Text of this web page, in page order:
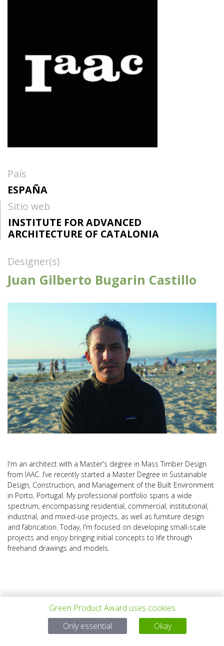
País
ESPAÑA
Sitio web
INSTITUTE FOR ADVANCED
ARCHITECTURE OF CATALONIA
Designer(s)
Juan Gilberto Bugarin Castillo
I'm an architect with a Master's degree in Mass Timber Design
from IAAC. I’ve recently started a Master Degree in Sustainable
Design, Construction, and Management of the Built Environment
in Porto, Portugal. My professional portfolio spans a wide
spectrum, encompassing residential, commercial, institutional,
industrial, and mixed-use projects, as well as furniture design
and fabrication. Today, I'm focused on developing small-scale
projects and enjoy bringing initial concepts to life through
freehand drawings and models.
PROYECTO TODOS LOS SIGUIENTE
Green Product Award uses cookies
Only essential
Okay